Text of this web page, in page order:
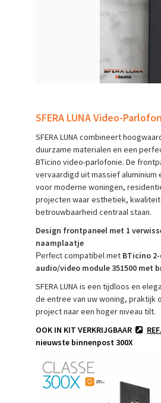
SFERA LUNA Video-
SFERA LUNA combineert
duurzame materialen en een
BTicino video-parlofonie. De
vervaardigd uit massief aluminium
voor moderne woningen,
projecten waar esthetiek, kwaliteit
betrouwbaarheid centraal staan.
Design frontpaneel met 1
naamplaatje
Perfectcompatibel met BTicino
audio/video module 351500 met
SFERA LUNA is een tijdloos en
de entree van uw woning, praktijk
project naar een hoger niveau tilt.
OOK IN KIT VERKRIJGBAAR
REF.
nieuwste binnenpost 300X